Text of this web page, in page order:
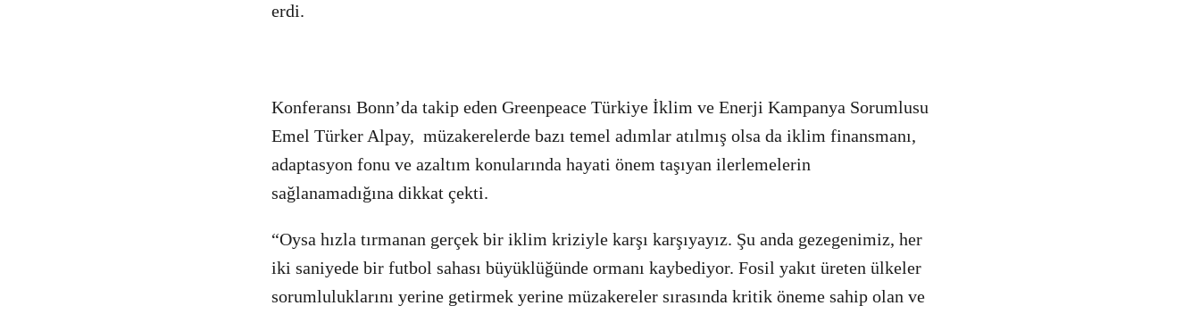
erdi.
Konferansı Bonn’da takip eden Greenpeace Türkiye İklim ve Enerji Kampanya Sorumlusu
Emel Türker Alpay, müzakerelerde bazı temel adımlar atılmış olsa da iklim finansmanı,
adaptasyon fonu ve azaltım konularında hayati önem taşıyan ilerlemelerin
sağlanamadığına dikkat çekti.
“Oysa hızla tırmanan gerçek bir iklim kriziyle karşı karşıyayız. Şu anda gezegenimiz, her
iki saniyede bir futbol sahası büyüklüğünde ormanı kaybediyor. Fosil yakıt üreten ülkeler
sorumluluklarını yerine getirmek yerine müzakereler sırasında kritik öneme sahip olan ve